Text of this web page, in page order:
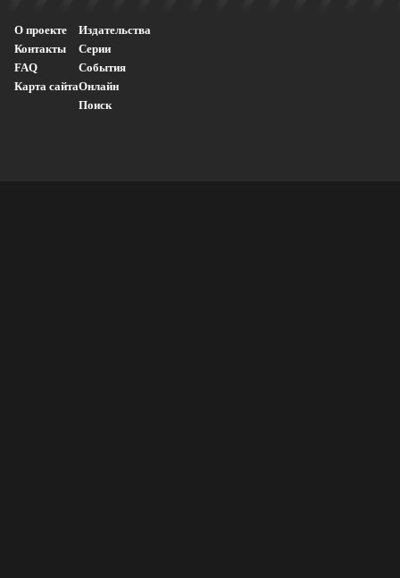
О проекте
Контакты
FAQ
Карта сайта
Издательства
Серии
События
Онлайн
Поиск